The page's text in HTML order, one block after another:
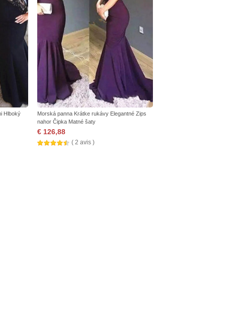
Hlboký
Morská panna Krátke rukávy Elegantné Zips
nahor Čipka Matné šaty
€ 126,88
( 2 avis )